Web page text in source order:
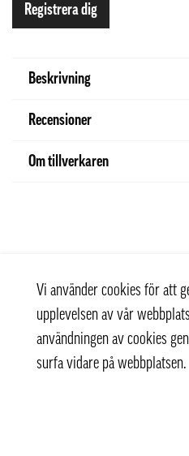
Registrera dig
Beskrivning
Recensioner
Om tillverkaren
Vi använder cookies för att
upplevelsen av vår
användningen av cookies
surfa vidare på webbplatsen.